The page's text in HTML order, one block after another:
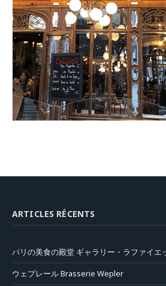
ARTICLES RÉCENTS
パリの美食の殿堂 ギャラリー・ラファイエ
ウェプレール Brasserie Wepler